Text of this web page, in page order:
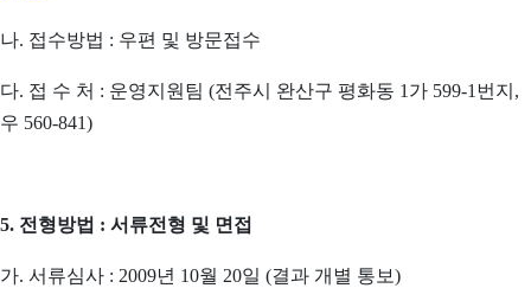
나. 접수방법 : 우편 및 방문접수
다. 접 수 처 : 운영지원팀 (전주시 완산구 평화동 1가 599-1번지,
우 560-841)
5. 전형방법 : 서류전형 및 면접
가. 서류심사 : 2009년 10월 20일 (결과 개별 통보)